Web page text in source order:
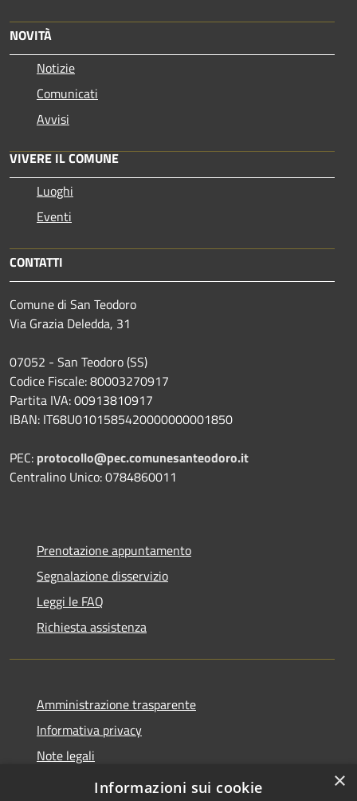
NOVITÀ
Notizie
Comunicati
Avvisi
VIVERE IL COMUNE
Luoghi
Eventi
CONTATTI
Comune di San Teodoro
Via Grazia Deledda, 31
07052 - San Teodoro (SS)
Codice Fiscale: 80003270917
Partita IVA: 00913810917
IBAN: IT68U0101585420000000001850
PEC: protocollo@pec.comunesanteodoro.it
Centralino Unico: 0784860011
Prenotazione appuntamento
Segnalazione disservizio
Leggi le FAQ
Richiesta assistenza
Amministrazione trasparente
Informativa privacy
Note legali
Dichiarazione di accessibilità
×
Informazioni sui cookie